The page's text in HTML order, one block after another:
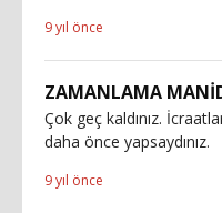
9 yıl önce
ZAMANLAMA
Çok geç kaldınız.
daha önce yapsaydınız.
9 yıl önce